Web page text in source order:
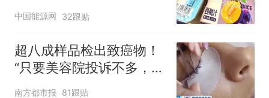
核查是否发放西梅汁
中国能源网 32跟贴
超八成样品检出致癌物！
“只要美容院投诉不多，店
家就不会更换产品”
南方都市报 81跟贴